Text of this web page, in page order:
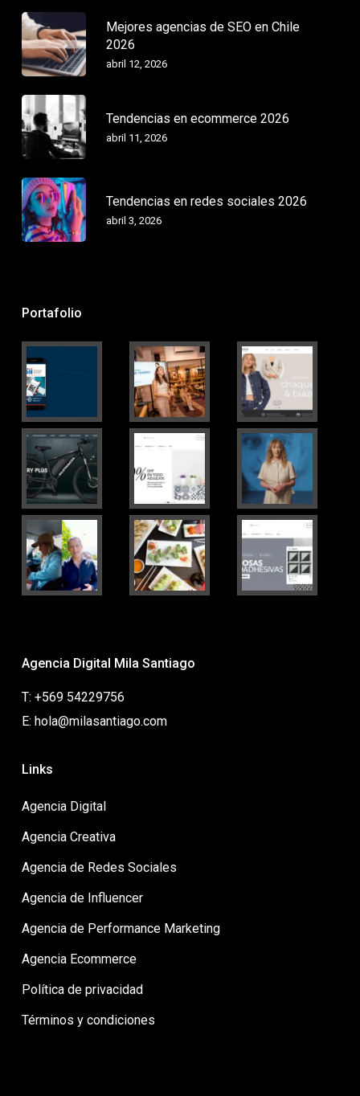
Mejores agencias de SEO en Chile
2026
abril 12, 2026
Tendencias en ecommerce 2026
abril 11, 2026
Tendencias en redes sociales 2026
abril 3, 2026
Portafolio
Agencia Digital Mila Santiago
T: +569 54229756
E: hola@milasantiago.com
Links
Agencia Digital
Agencia Creativa
Agencia de Redes Sociales
Agencia de Influencer
Agencia de Performance Marketing
Agencia Ecommerce
Política de privacidad
Términos y condiciones